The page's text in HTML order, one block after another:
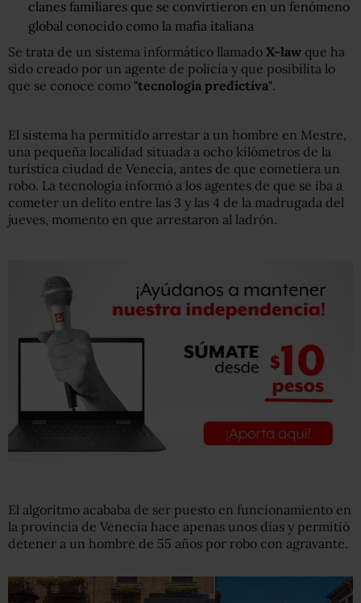
clanes familiares que se convirtieron en un fenómeno
global conocido como la mafia italiana
Se trata de un sistema informático llamado X-law que ha
sido creado por un agente de policía y que posibilita lo
que se conoce como "tecnología predictiva".
El sistema ha permitido arrestar a un hombre en Mestre,
una pequeña localidad situada a ocho kilómetros de la
turística ciudad de Venecia, antes de que cometiera un
robo. La tecnología informó a los agentes de que se iba a
cometer un delito entre las 3 y las 4 de la madrugada del
jueves, momento en que arrestaron al ladrón.
El algoritmo acababa de ser puesto en funcionamiento en
la provincia de Venecia hace apenas unos días y permitió
detener a un hombre de 55 años por robo con agravante.